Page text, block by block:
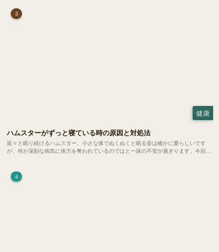
3
健康
ハムスターがずっと寝ている時の原因と対処法
延々と眠り続けるハムスター。小さな体でぬくぬくと眠る姿は確かに愛らしいです
が、何か深刻な病気に体力を奪われているのではと一抹の不安が過ぎります。今回
4